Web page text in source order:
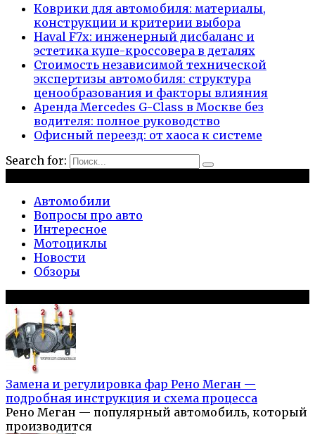
Коврики для автомобиля: материалы,
конструкции и критерии выбора
Haval F7x: инженерный дисбаланс и
эстетика купе-кроссовера в деталях
Стоимость независимой технической
экспертизы автомобиля: структура
ценообразования и факторы влияния
Аренда Mercedes G-Class в Москве без
водителя: полное руководство
Офисный переезд: от хаоса к системе
Search for:
Автомобили
Вопросы про авто
Интересное
Мотоциклы
Новости
Обзоры
Замена и регулировка фар Рено Меган —
подробная инструкция и схема процесса
Рено Меган — популярный автомобиль, который
производится